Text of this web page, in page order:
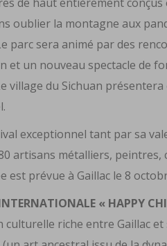
oublier la montagne aux
parc sera animé par des
et un nouveau spectacle de
village du Sichuan
exceptionnel tant par sa
artisans métalliers,
est prévue à Gaillac le 8
« HAPPY
culturelle riche entre Gaillac